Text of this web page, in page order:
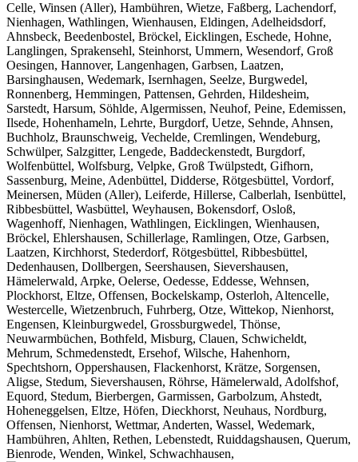
Celle, Winsen (Aller), Hambühren, Wietze, Faßberg, Lachendorf,
Nienhagen, Wathlingen, Wienhausen, Eldingen, Adelheidsdorf,
Ahnsbeck, Beedenbostel, Bröckel, Eicklingen, Eschede, Hohne,
Langlingen, Sprakensehl, Steinhorst, Ummern, Wesendorf, Groß
Oesingen, Hannover, Langenhagen, Garbsen, Laatzen,
Barsinghausen, Wedemark, Isernhagen, Seelze, Burgwedel,
Ronnenberg, Hemmingen, Pattensen, Gehrden, Hildesheim,
Sarstedt, Harsum, Söhlde, Algermissen, Neuhof, Peine, Edemissen,
Ilsede, Hohenhameln, Lehrte, Burgdorf, Uetze, Sehnde, Ahnsen,
Buchholz, Braunschweig, Vechelde, Cremlingen, Wendeburg,
Schwülper, Salzgitter, Lengede, Baddeckenstedt, Burgdorf,
Wolfenbüttel, Wolfsburg, Velpke, Groß Twülpstedt, Gifhorn,
Sassenburg, Meine, Adenbüttel, Didderse, Rötgesbüttel, Vordorf,
Meinersen, Müden (Aller), Leiferde, Hillerse, Calberlah, Isenbüttel,
Ribbesbüttel, Wasbüttel, Weyhausen, Bokensdorf, Osloß,
Wagenhoff, Nienhagen, Wathlingen, Eicklingen, Wienhausen,
Bröckel, Ehlershausen, Schillerlage, Ramlingen, Otze, Garbsen,
Laatzen, Kirchhorst, Stederdorf, Rötgesbüttel, Ribbesbüttel,
Dedenhausen, Dollbergen, Seershausen, Sievershausen,
Hämelerwald, Arpke, Oelerse, Oedesse, Eddesse, Wehnsen,
Plockhorst, Eltze, Offensen, Bockelskamp, Osterloh, Altencelle,
Westercelle, Wietzenbruch, Fuhrberg, Otze, Wittekop, Nienhorst,
Engensen, Kleinburgwedel, Grossburgwedel, Thönse,
Neuwarmbüchen, Bothfeld, Misburg, Clauen, Schwicheldt,
Mehrum, Schmedenstedt, Ersehof, Wilsche, Hahenhorn,
Spechtshorn, Oppershausen, Flackenhorst, Krätze, Sorgensen,
Aligse, Stedum, Sievershausen, Röhrse, Hämelerwald, Adolfshof,
Equord, Stedum, Bierbergen, Garmissen, Garbolzum, Ahstedt,
Hoheneggelsen, Eltze, Höfen, Dieckhorst, Neuhaus, Nordburg,
Offensen, Nienhorst, Wettmar, Anderten, Wassel, Wedemark,
Hambühren, Ahlten, Rethen, Lebenstedt, Ruiddagshausen, Querum,
Bienrode, Wenden, Winkel, Schwachhausen,